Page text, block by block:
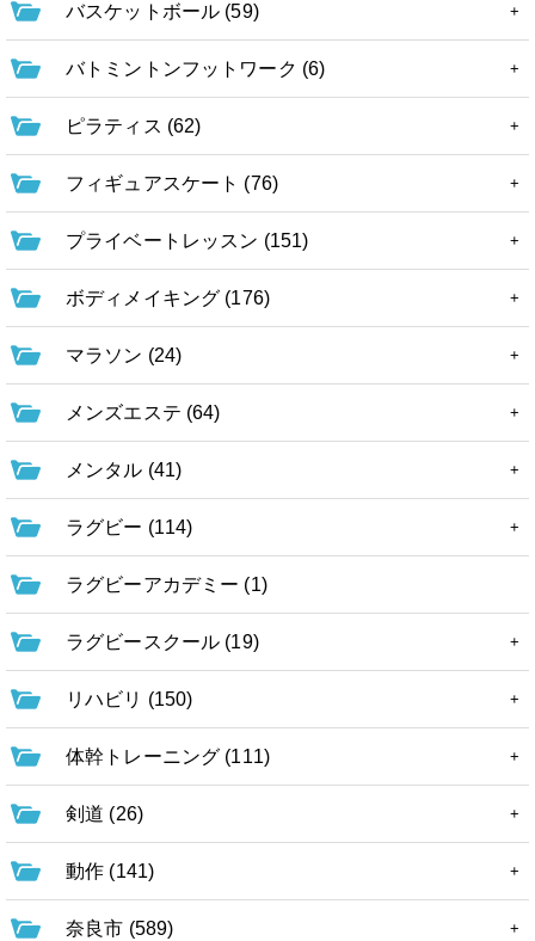
バスケットボール (59)
バトミントンフットワーク (6)
ピラティス (62)
フィギュアスケート (76)
プライベートレッスン (151)
ボディメイキング (176)
マラソン (24)
メンズエステ (64)
メンタル (41)
ラグビー (114)
ラグビーアカデミー (1)
ラグビースクール (19)
リハビリ (150)
体幹トレーニング (111)
剣道 (26)
動作 (141)
奈良市 (589)